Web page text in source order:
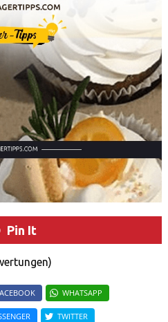
Pin It
WHATSAPP
TWITTER